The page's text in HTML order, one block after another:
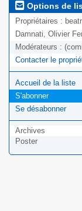
Options de
Propriétaires :
Damnati, Olivier
Modérateurs :
Contacter le
Accueil de la liste
S'abonner
Se désabonner
Archives
Poster